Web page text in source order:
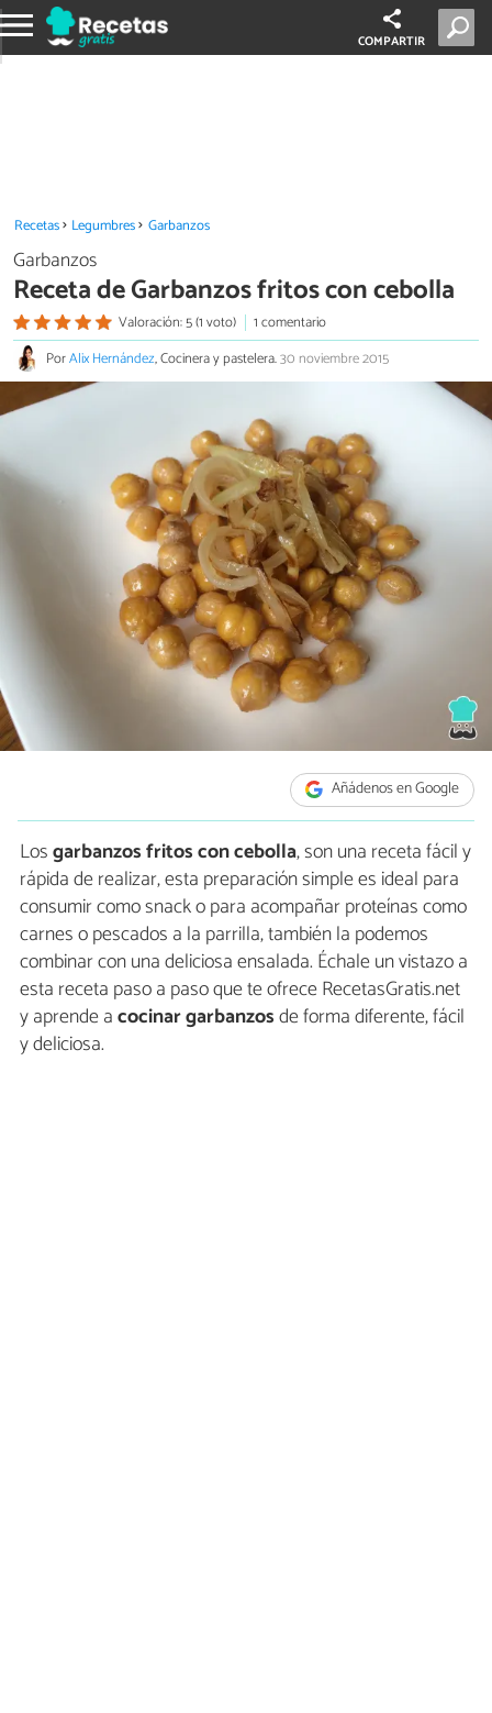
COMPARTIR
Recetas Legumbres Garbanzos
Garbanzos
Receta de Garbanzos fritos con cebolla
Valoración: 5 (1 voto)
1 comentario
PorAlix Hernández, Cocinera y pastelera.30 noviembre 2015
Añádenos en Google
Losgarbanzos fritos con cebolla, son una receta fácil y
rápida de realizar, esta preparación simple es ideal para
consumir como snack o para acompañar proteínas como
carnes o pescados a la parrilla, también la podemos
combinar con una deliciosa ensalada. Échale un vistazo a
esta receta paso a paso que te ofrece RecetasGratis.net
y aprende acocinar garbanzosde forma diferente, fácil
y deliciosa.